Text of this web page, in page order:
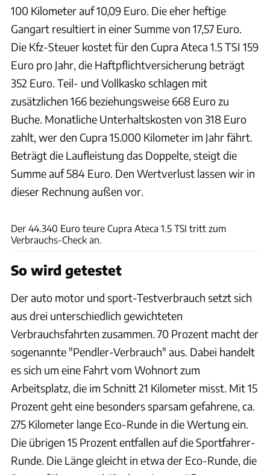
100 Kilometer auf 10,09 Euro. Die eher heftige
Gangart resultiert in einer Summe von 17,57 Euro.
Die Kfz-Steuer kostet für den Cupra Ateca 1.5 TSI 159
Euro pro Jahr, die Haftpflichtversicherung beträgt
352 Euro. Teil- und Vollkasko schlagen mit
zusätzlichen 166 beziehungsweise 668 Euro zu
Buche. Monatliche Unterhaltskosten von 318 Euro
zahlt, wer den Cupra 15.000 Kilometer im Jahr fährt.
Beträgt die Laufleistung das Doppelte, steigt die
Summe auf 584 Euro. Den Wertverlust lassen wir in
dieser Rechnung außen vor.
​​Der 44.340 Euro teure Cupra Ateca 1.5 TSI tritt zum
Verbrauchs-Check an.​
So wird getestet
Der auto motor und sport-Testverbrauch setzt sich
aus drei unterschiedlich gewichteten
Verbrauchsfahrten zusammen. 70 Prozent macht der
sogenannte "Pendler-Verbrauch" aus. Dabei handelt
es sich um eine Fahrt vom Wohnort zum
Arbeitsplatz, die im Schnitt 21 Kilometer misst. Mit 15
Prozent geht eine besonders sparsam gefahrene, ca.
275 Kilometer lange Eco-Runde in die Wertung ein.
Die übrigen 15 Prozent entfallen auf die Sportfahrer-
Runde. Die Länge gleicht in etwa der Eco-Runde, die